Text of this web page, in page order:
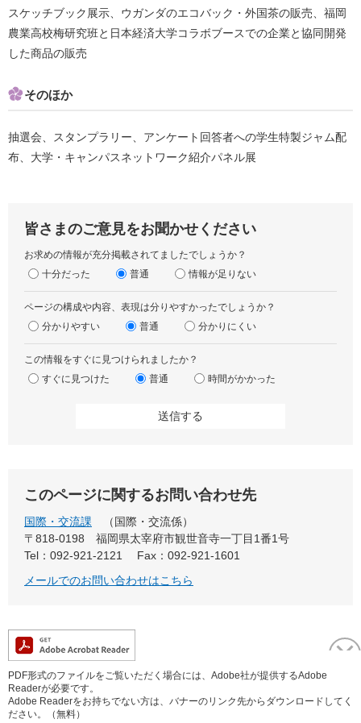
スケッチブック展示、ウガンダのエコバック・外国茶の販売、福岡
農業高校梅研究班と日本経済大学コラボブースでの企業と協同開発
した商品の販売
そのほか
抽選会、スタンプラリー、アンケート回答者への学生特製ジャム配
布、大学・キャンパスネットワーク紹介パネル展
皆さまのご意見をお聞かせください
お求めの情報が充分掲載されてましたでしょうか？
十分だった
普通 情報が足りない
ページの構成や内容、表現は分りやすかったでしょうか？
分かりやすい
普通 分かりにくい
この情報をすぐに見つけられましたか？
すぐに見つけた
普通 時間がかかった
このページに関するお問い合わせ先
国際・交流課
国際・交流係
〒818-0198
福岡県太宰府市観世音寺一丁目1番1号
Tel：092-921-2121
Fax：092-921-1601
メールでのお問い合わせはこちら
PDF形式のファイルをご覧いただく場合には、Adobe社が提供するAdobe
Readerが必要です。
Adobe Readerをお持ちでない方は、バナーのリンク先からダウンロードしてく
ださい。（無料）